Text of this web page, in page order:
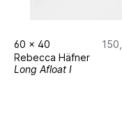
60 x 40
Rebecca Häfner
Long Afloat I